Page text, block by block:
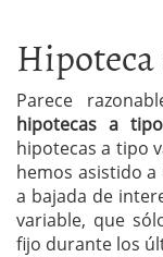
Parece
hipotecas a
hipotecas a tipo
hemos asistido
a bajada de
variable, que
fijo durante los